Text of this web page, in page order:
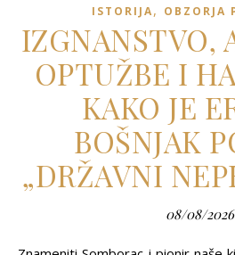
ISTORIJA, OBZORJA
IZGNANSTVO,
OPTUŽBE I
KAKO JE
BOŠNJAK
„DRŽAVNI
08/08/2026